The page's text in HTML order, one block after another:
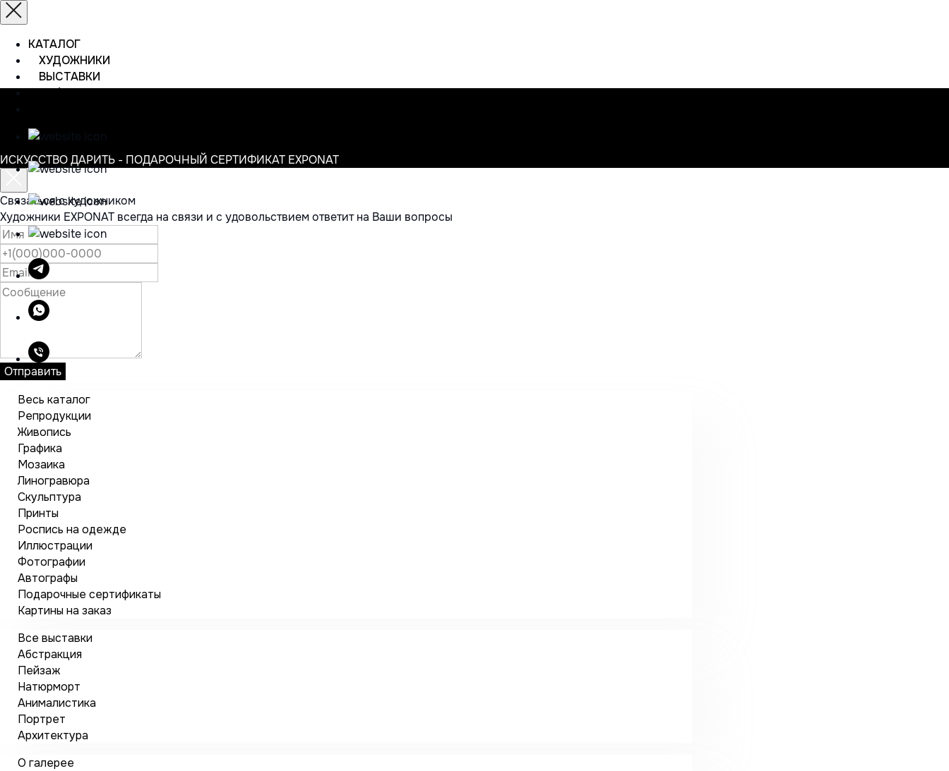
КАТАЛОГ
ХУДОЖНИКИ
ВЫСТАВКИ
ИНФОРМАЦИЯ
ИСКУССТВО ДАРИТЬ - ПОДАРОЧНЫЙ СЕРТИФИКАТ EXPONAT
Связаться с художником
Художники EXPONAT всегда на связи и с удовольствием ответит на Ваши вопросы
Отправить
Весь каталог
Репродукции
Живопись
Графика
Мозаика
Линогравюра
Скульптура
Принты
Роспись на одежде
Иллюстрации
Фотографии
Автографы
Подарочные сертификаты
Картины на заказ
Все выставки
Абстракция
Пейзаж
Натюрморт
Анималистика
Портрет
Архитектура
О галерее